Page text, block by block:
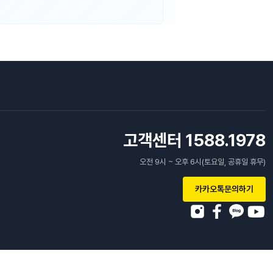
고객센터 1588.1978
오전 9시 ~ 오후 6시(토요일, 공휴일 휴무)
카카오톡문의하기